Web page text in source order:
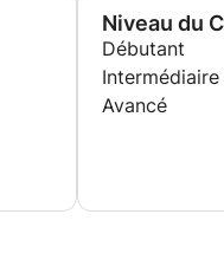
Niveau du
Débutant
Intermédiaire
Avancé